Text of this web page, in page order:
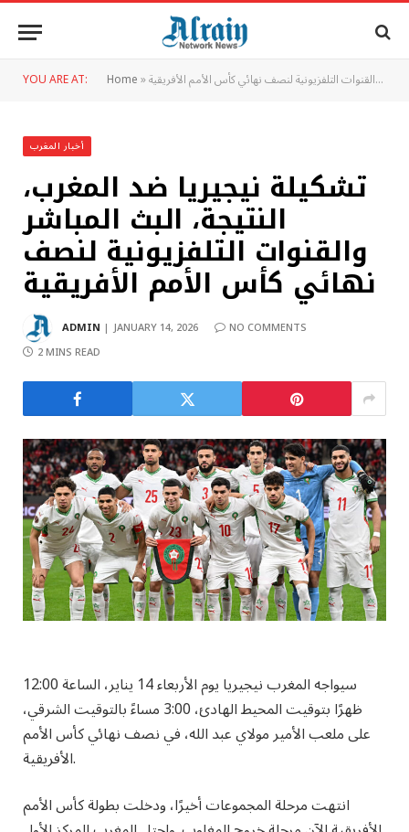
YOU ARE AT: Home»تشكيلة نيجيريا ضد المغرب، النتيجة، البث المباشر والقنوات التلفزيونية لنصف نهائي كأس الأمم الأفريقية
أخبار المغرب
تشكيلة نيجيريا ضد المغرب،
النتيجة، البث المباشر
والقنوات التلفزيونية لنصف
نهائي كأس الأمم الأفريقية
ADMIN JANUARY 14, 2026
NO COMMENTS
2 MINS READ
سيواجه المغرب نيجيريا يوم الأربعاء 14 يناير، الساعة 12:00
ظهرًا بتوقيت المحيط الهادئ، 3:00 مساءً بالتوقيت الشرقي،
على ملعب الأمير مولاي عبد الله، في نصف نهائي كأس الأمم
الأفريقية.
انتهت مرحلة المجموعات أخيرًا، ودخلت بطولة كأس الأمم